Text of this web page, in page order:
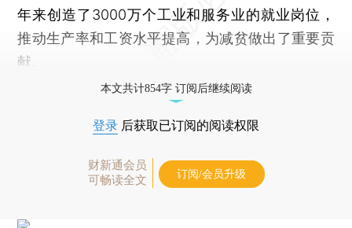
年来创造了3000万个工业和服务业的就业岗位，
推动生产率和工资水平提高，为减贫做出了重要贡
献。
本文共计854字 订阅后继续阅读
登录 后获取已订阅的阅读权限
财新通会员
可畅读全文
订阅/会员升级